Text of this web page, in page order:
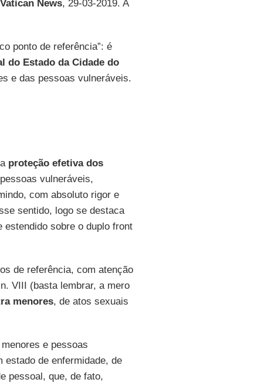
Vatican News, 29-03-2019. A
ponto de referência”: é
do Estado da Cidade do
e das pessoas vulneráveis.
proteção efetiva dos
vulneráveis,
com absoluto rigor e
sentido, logo se destaca
estendido sobre o duplo front
de referência, com atenção
VIII (basta lembrar, a mero
menores, de atos sexuais
e pessoas
estado de enfermidade, de
pessoal, que, de fato,